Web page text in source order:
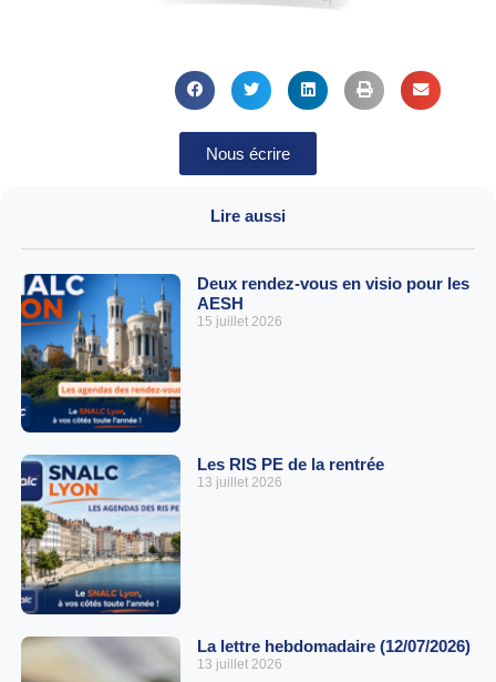
Nous écrire
Lire aussi
Deux rendez-vous en visio pour les
AESH
15 juillet 2026
Les RIS PE de la rentrée
13 juillet 2026
La lettre hebdomadaire (12/07/2026)
13 juillet 2026